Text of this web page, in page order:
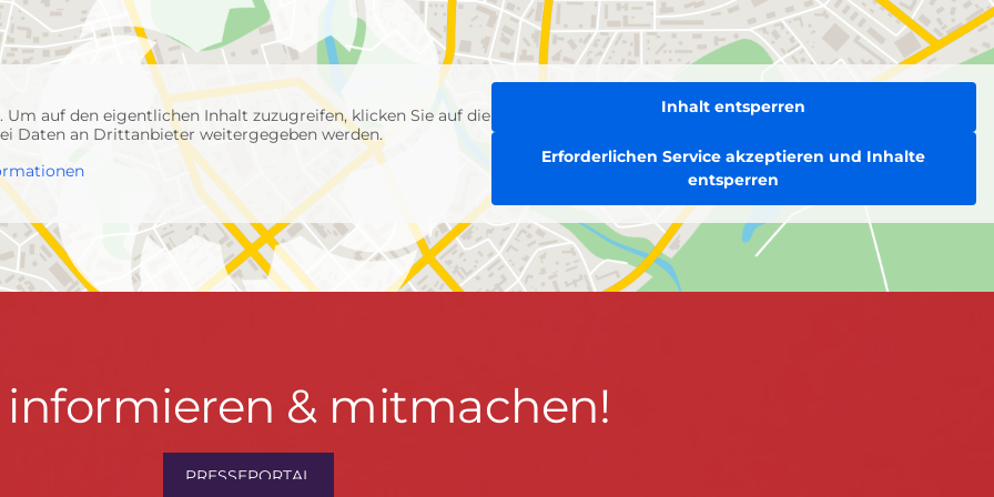
. Um auf den eigentlichen Inhalt zuzugreifen, klicken Sie auf die
Daten an Drittanbieter weitergegeben werden.
Inhalt entsperren
Erforderlichen Service akzeptieren und Inhalte
entsperren
& mitmachen!
PRESSEPORTAL